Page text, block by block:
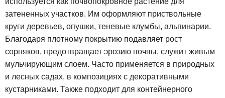
затененных участков. Им оформляют приствольные
круги деревьев, опушки, теневые клумбы, альпинарии.
Благодаря плотному покрытию подавляет рост
сорняков, предотвращает эрозию почвы, служит живым
мульчирующим слоем. Часто применяется в природных
и лесных садах, в композициях с декоративными
кустарниками. Также подходит для контейнерного